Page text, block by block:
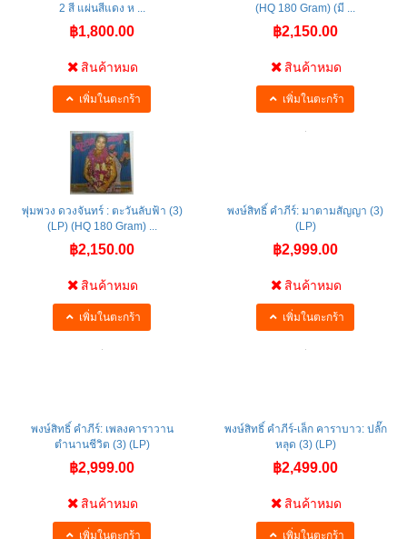
2 สี แผ่นสีแดง ห ...
฿1,800.00
สินค้าหมด
เพิ่มในตะกร้า
(HQ 180 Gram) (มี ...
฿2,150.00
สินค้าหมด
เพิ่มในตะกร้า
พุ่มพวง ดวงจันทร์ : ตะวันลับฟ้า (3)
(LP) (HQ 180 Gram) ...
฿2,150.00
สินค้าหมด
เพิ่มในตะกร้า
พงษ์สิทธิ์ คำภีร์: มาตามสัญญา (3)
(LP)
฿2,999.00
สินค้าหมด
เพิ่มในตะกร้า
พงษ์สิทธิ์ คำภีร์: เพลงคาราวาน
ตำนานชีวิต (3) (LP)
฿2,999.00
สินค้าหมด
เพิ่มในตะกร้า
พงษ์สิทธิ์ คำภีร์-เล็ก คาราบาว: ปลั๊ก
หลุด (3) (LP)
฿2,499.00
สินค้าหมด
เพิ่มในตะกร้า